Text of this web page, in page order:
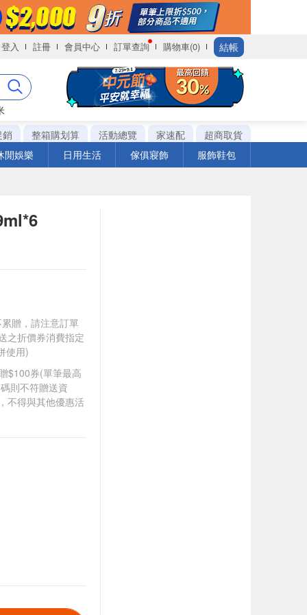
登入 註冊 會員中心 訂單查詢 購物車(0) 結帳
銷
整箱購划算 活動總覽 家速配
超商取貨
閒娛樂
日用生活 傢俱寢飾 服飾鞋包
贈，請注意訂單
之折價券消費指定
使用)
$100券(單筆最高
則不符贈送資
不得與其他優惠活